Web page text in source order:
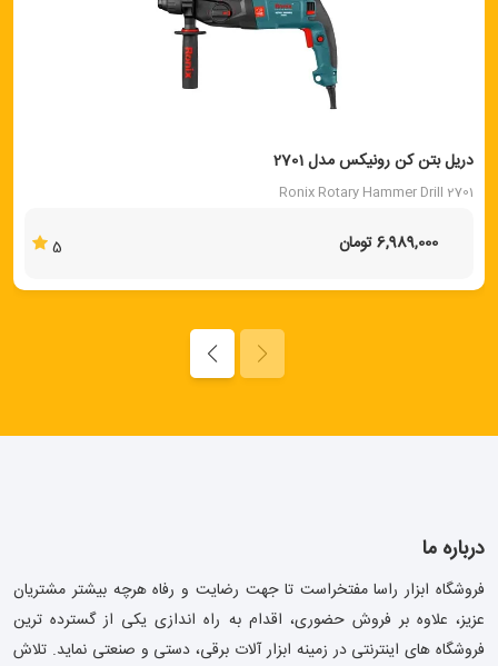
دریل بتن کن رونیکس مدل 2701
Ronix Rotary Hammer Drill 2701
6,989,000 تومان 5
درباره ما
فروشگاه ابزار راسا مفتخراست تا جهت رضایت و رفاه هرچه بیشتر مشتریان
عزیز، علاوه بر فروش حضوری، اقدام به راه اندازی یکی از گسترده ترین
فروشگاه های اینترنتی در زمینه ابزار آلات برقی، دستی و صنعتی نماید. تلاش